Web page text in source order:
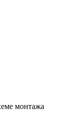
монтажа